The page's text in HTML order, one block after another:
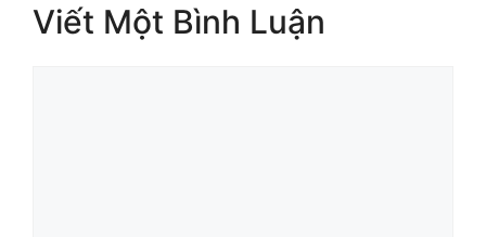
Viết Một Bình Luận